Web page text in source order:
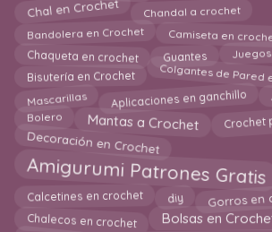
Chal en Crochet Chandal a crochet
Bandolera en Crochet Camiseta en
Chaqueta en crochet Guantes
Bisutería en Crochet Colgantes de Pared
Mascarillas Aplicaciones en ganchillo
Bolero Mantas a Crochet Crochet
Decoración en Crochet
Amigurumi Patrones Gratis
Calcetines en crochet diy Gorros en
Chalecos en crochet Bolsas en